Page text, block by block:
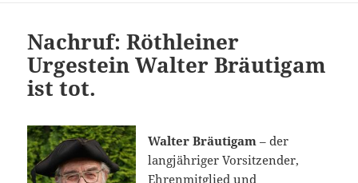
Nachruf: Röthleiner
Urgestein Walter Bräutigam
ist tot.
Walter Bräutigam– der
langjähriger Vorsitzender,
Ehrenmitglied und